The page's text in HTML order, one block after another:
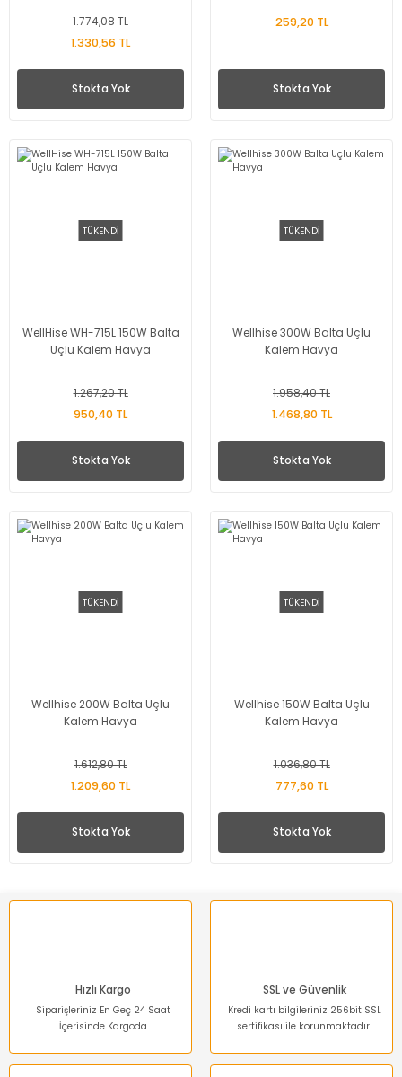
1.774,08 TL
1.330,56 TL
Stokta Yok
259,20 TL
Stokta Yok
TÜKENDİ
WellHise WH-715L 150W Balta
Uçlu Kalem Havya
1.267,20 TL
950,40 TL
Stokta Yok
TÜKENDİ
Wellhise 300W Balta Uçlu
Kalem Havya
1.958,40 TL
1.468,80 TL
Stokta Yok
TÜKENDİ
Wellhise 200W Balta Uçlu
Kalem Havya
1.612,80 TL
1.209,60 TL
Stokta Yok
TÜKENDİ
Wellhise 150W Balta Uçlu
Kalem Havya
1.036,80 TL
777,60 TL
Stokta Yok
Hızlı Kargo
Siparişleriniz En Geç 24 Saat
İçerisinde Kargoda
SSL ve Güvenlik
Kredi kartı bilgileriniz 256bit SSL
sertifikası ile korunmaktadır.